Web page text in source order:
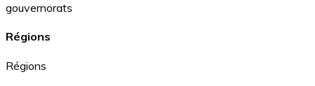
gouvernorats
Régions
Régions